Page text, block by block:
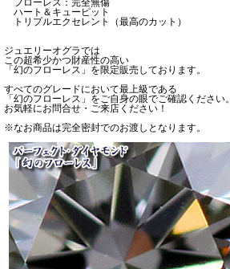
フローレス：完全無傷
ハート＆キューピット
トリプルエクセレント（最高のカット）
ジュエリーオグラでは
この超希少かつ財産性の高い
「幻のフローレス」を限定販売しております。
すべてのグレードにおいて最上級である
「幻のフローレス」をご自身の眼でご確認ください。
お気軽にお問合せ・ご来店ください！
※なお商品は完全密封でのお渡しとなります。